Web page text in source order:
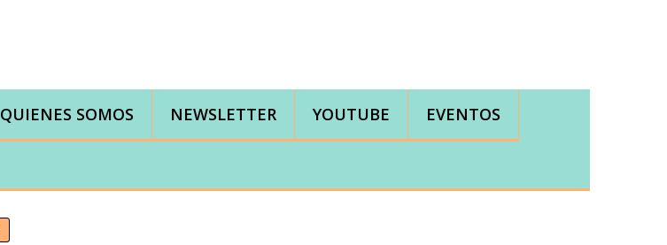
QUIENES SOMOS NEWSLETTER YOUTUBE EVENTOS